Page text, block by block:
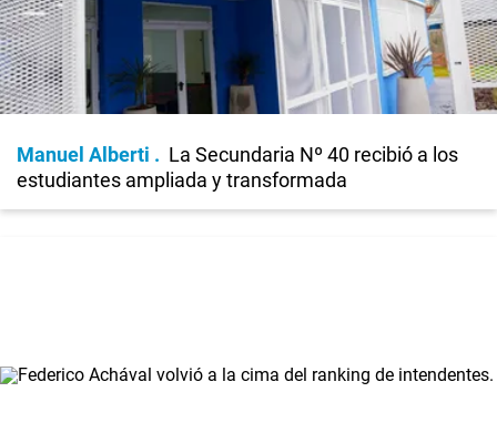
Manuel Alberti
La Secundaria Nº 40 recibió a los
estudiantes ampliada y transformada